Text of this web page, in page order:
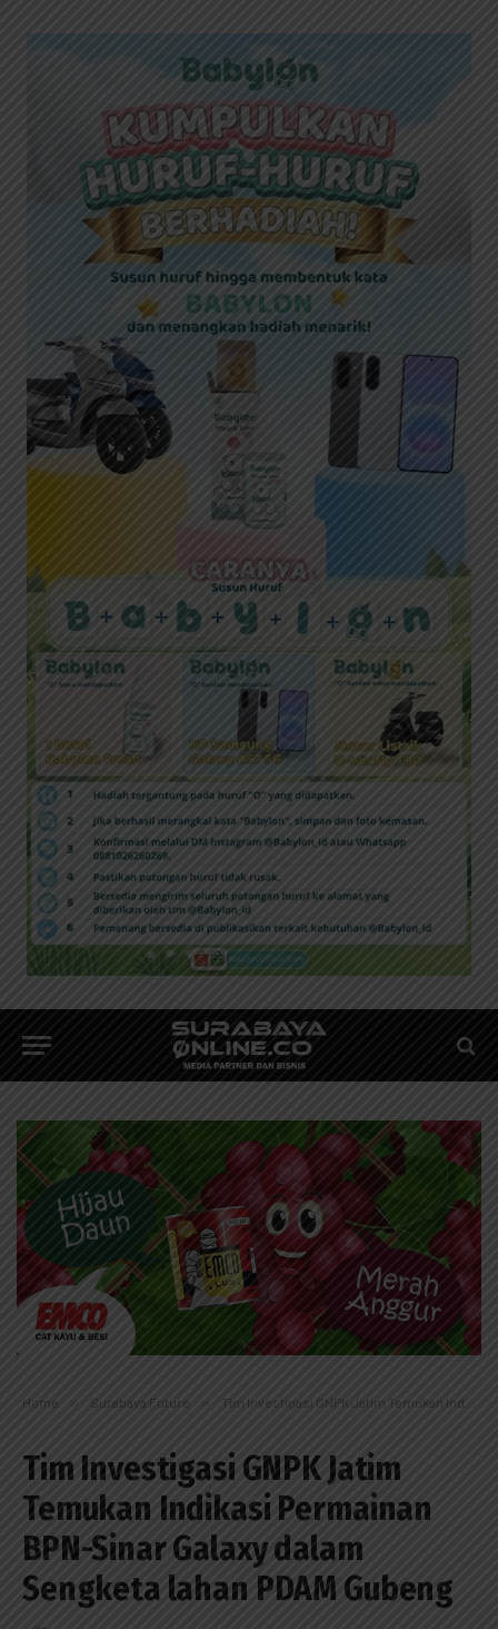
Home » Surabaya Future » Tim Investigasi GNPK Jatim Temukan Indikasi Permainan BPN-Sinar Galaxy dalam Sengketa lahan PDAM Gubeng
Tim Investigasi GNPK Jatim
Temukan Indikasi Permainan
BPN-Sinar Galaxy dalam
Sengketa lahan PDAM Gubeng